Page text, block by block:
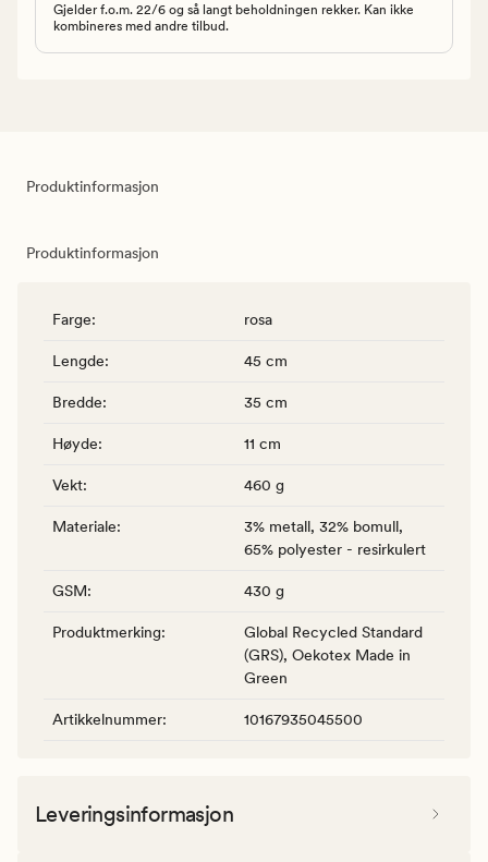
Gjelder f.o.m. 22/6 og så langt beholdningen rekker. Kan ikke
kombineres med andre tilbud.
Produktinformasjon
Produktinformasjon
Farge: rosa
Lengde: 45 cm
Bredde: 35 cm
Høyde: 11 cm
Vekt: 460 g
Materiale:
3% metall, 32% bomull,
65% polyester - resirkulert
GSM: 430 g
Produktmerking:
Global Recycled Standard
(GRS), Oekotex Made in
Green
Artikkelnummer: 10167935045500
Leveringsinformasjon